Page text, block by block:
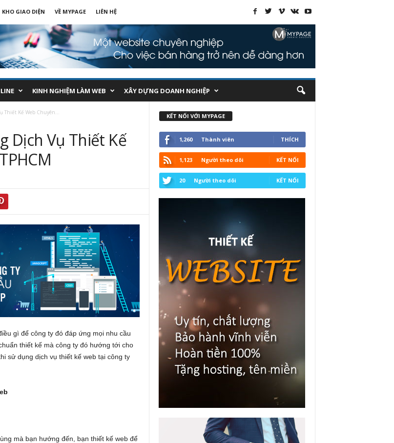
KHO GIAO DIỆN VỀ MYPAGE LIÊN HỆ
KINH NGHIỆM LÀM WEB XÂY DỰNG DOANH NGHIỆP
Thiết Kế Web Chuyên...
Dịch Vụ Thiết Kế
gì để công ty đó đáp ứng mọi nhu cầu
thiết kế mà công ty đó hướng tới cho
sử dụng dịch vụ thiết kế web tại công ty
mà bạn hướng đến, bạn thiết kế web để
KẾT NỐI VỚI MYPAGE
1,260 Thành viên THÍCH
1,123 Người theo dõi KẾT NỐI
20 Người theo dõi KẾT NỐI